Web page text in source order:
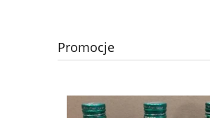
Promocje